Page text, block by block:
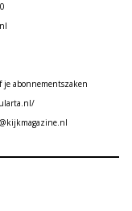
je abonnementszaken